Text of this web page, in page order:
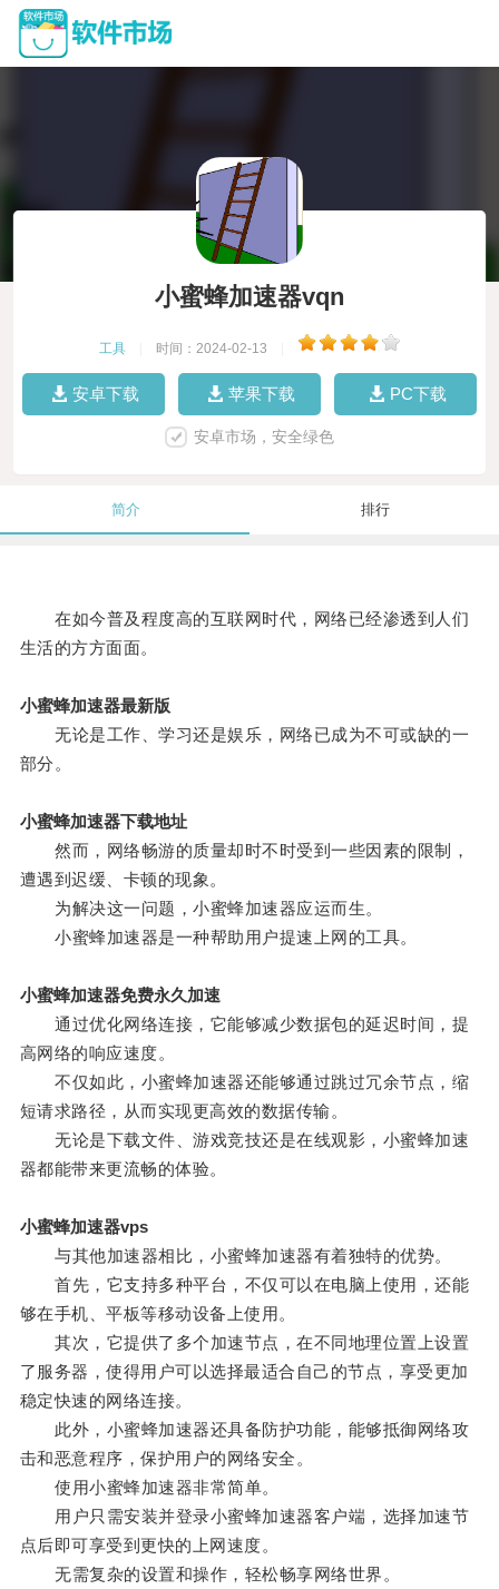
小蜜蜂加速器vqn
工具 时间：2024-02-13
安卓下载 苹果下载 PC下载
安卓市场，安全绿色
简介 排行
在如今普及程度高的互联网时代，网络已经渗透到人们
生活的方方面面。
小蜜蜂加速器最新版
无论是工作、学习还是娱乐，网络已成为不可或缺的一
部分。
小蜜蜂加速器下载地址
然而，网络畅游的质量却时不时受到一些因素的限制，
遭遇到迟缓、卡顿的现象。
为解决这一问题，小蜜蜂加速器应运而生。
小蜜蜂加速器是一种帮助用户提速上网的工具。
小蜜蜂加速器免费永久加速
通过优化网络连接，它能够减少数据包的延迟时间，提
高网络的响应速度。
不仅如此，小蜜蜂加速器还能够通过跳过冗余节点，缩
短请求路径，从而实现更高效的数据传输。
无论是下载文件、游戏竞技还是在线观影，小蜜蜂加速
器都能带来更流畅的体验。
小蜜蜂加速器vps
与其他加速器相比，小蜜蜂加速器有着独特的优势。
首先，它支持多种平台，不仅可以在电脑上使用，还能
够在手机、平板等移动设备上使用。
其次，它提供了多个加速节点，在不同地理位置上设置
了服务器，使得用户可以选择最适合自己的节点，享受更加
稳定快速的网络连接。
此外，小蜜蜂加速器还具备防护功能，能够抵御网络攻
击和恶意程序，保护用户的网络安全。
使用小蜜蜂加速器非常简单。
用户只需安装并登录小蜜蜂加速器客户端，选择加速节
点后即可享受到更快的上网速度。
无需复杂的设置和操作，轻松畅享网络世界。